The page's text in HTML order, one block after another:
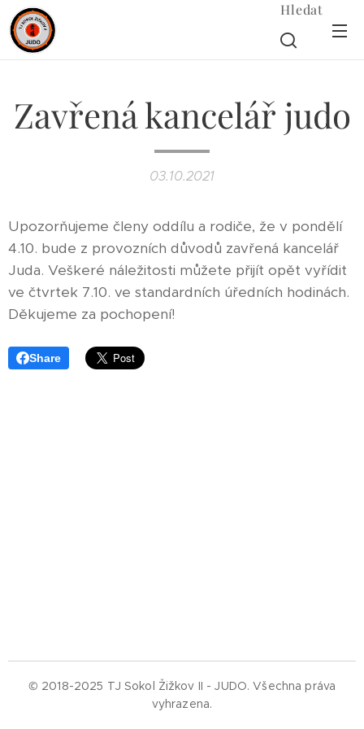
Hledat
Zavřená kancelář judo
03.10.2021
Upozorňujeme členy oddílu a rodiče, že v pondělí
4.10. bude z provozních důvodů zavřená kancelář
Juda. Veškeré náležitosti můžete přijít opět vyřídit
ve čtvrtek 7.10. ve standardních úředních hodinách.
Děkujeme za pochopení!
Share
© 2018-2025 TJ Sokol Žižkov II - JUDO. Všechna práva
vyhrazena.